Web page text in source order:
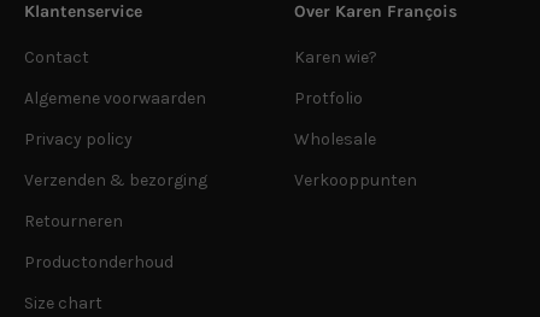
Klantenservice
Contact
Algemene voorwaarden
Privacy policy
Verzenden & bezorging
Retourneren
Productonderhoud
Size chart
Over Karen François
Karen wie?
Protfolio
Wholesale
Verkooppunten